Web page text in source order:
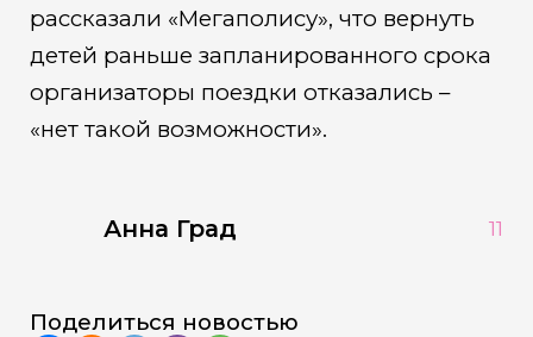
рассказали «Мегаполису», что вернуть
детей раньше запланированного срока
организаторы поездки отказались –
«нет такой возможности».
Анна Град 11
Поделиться новостью